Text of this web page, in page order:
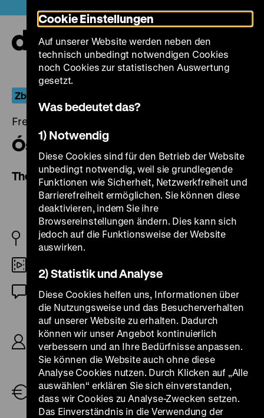
zum
Seiteninhalt
springen
Zbigniew Cybulski, der Mann, der nicht ankam
Freitag, 03. Juni 2022, 21.00 Uhr
Ósmy dzień tygodnia
The Eighth Day of the Week
PL/BRD 1958/1983
OmeU
R: Aleksander Ford, B: Aleksander Ford, Marek
Hłasko, K: Jerzy Lipman, D: Sonja Ziemann,
Zbigniew Cybulski, Barbara Połomska, Ilse
Steppat, Bum Kruger, Tadeusz Łomnicki, Leon
Niemczyk, 83'
Tickets
Cookie Einstellungen
Auf unserer Website werden neben den
technisch unbedingt notwendigen Cookies
noch Cookies zur statistischen Auswertung
gesetzt.
Was bedeutet das?
1) Notwendig
Diese Cookies sind für den Betrieb der Website
unbedingt notwendig, weil sie grundlegende
Funktionen wie Sicherheit, Netzwerkfreiheit und
Barrierefreiheit ermöglichen. Sie können diese
deaktivieren, indem Sie ihre
Browsereinstellungen ändern. Dies kann sich
jedoch auf die Funktionsweise der Website
auswirken.
2) Statistik und Analyse
Diese Cookies helfen uns, Informationen über
die Nutzungsweise und das Besucherverhalten
auf unserer Website zu erhalten. Dadurch
können wir unser Angebot kontinuierlich
verbessern und an Ihre Bedürfnisse anpassen.
Sie können die Website auch ohne diese
Analyse Cookies nutzen. Durch Klicken auf „Alle
auswählen“ erklären Sie sich einverstanden,
dass wir Cookies zu Analyse-Zwecken setzen.
Das Einverständnis in die Verwendung der